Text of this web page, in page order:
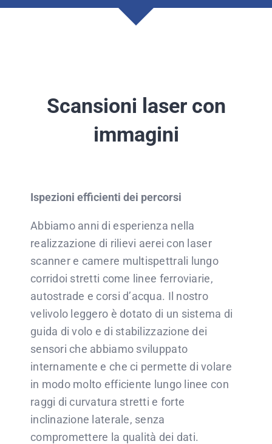
Scansioni laser con
immagini
Ispezioni efficienti dei percorsi
Abbiamo anni di esperienza nella
realizzazione di rilievi aerei con laser
scanner e camere multispettrali lungo
corridoi stretti come linee ferroviarie,
autostrade e corsi d’acqua. Il nostro
velivolo leggero è dotato di un sistema di
guida di volo e di stabilizzazione dei
sensori che abbiamo sviluppato
internamente e che ci permette di volare
in modo molto efficiente lungo linee con
raggi di curvatura stretti e forte
inclinazione laterale, senza
compromettere la qualità dei dati.